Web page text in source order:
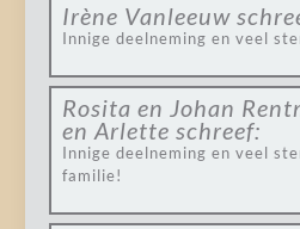
Irène Vanleeuw
Innige deelneming en veel
Rosita en Johan
en Arlette schreef:
Innige deelneming en veel
familie!